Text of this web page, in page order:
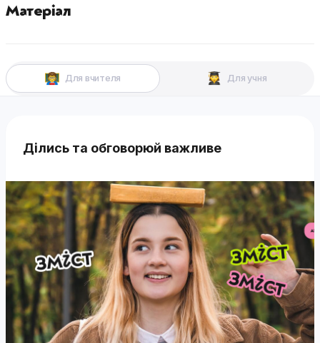
Матеріал
Для вчителя Для учня
Ділись та обговорюй важливе